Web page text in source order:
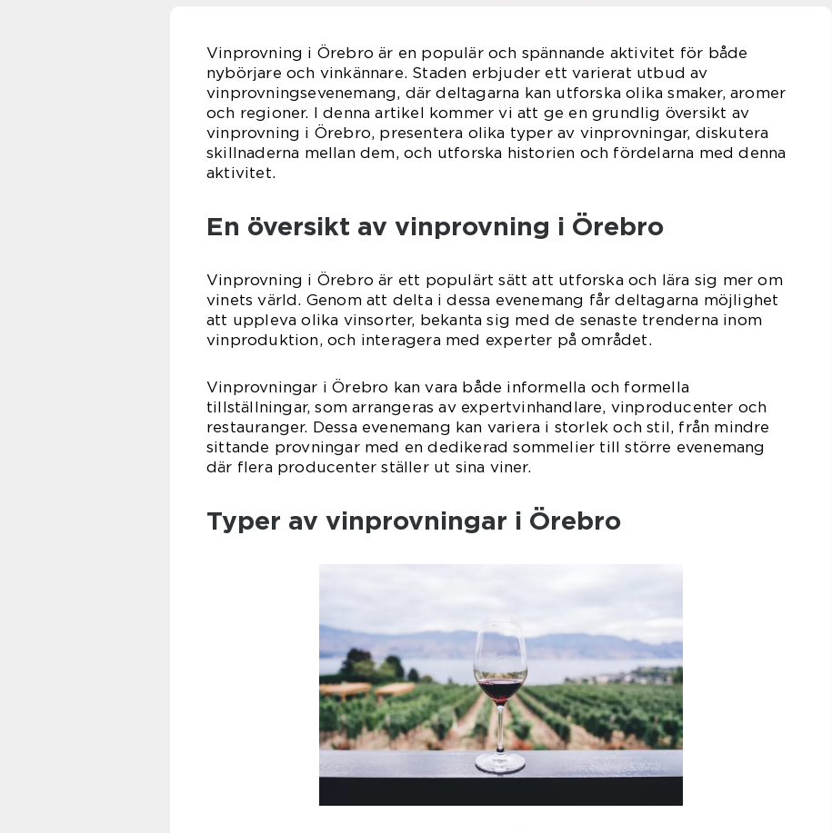
Vinprovning i Örebro är en populär och spännande aktivitet för både
nybörjare och vinkännare. Staden erbjuder ett varierat utbud av
vinprovningsevenemang, där deltagarna kan utforska olika smaker, aromer
och regioner. I denna artikel kommer vi att ge en grundlig översikt av
vinprovning i Örebro, presentera olika typer av vinprovningar, diskutera
skillnaderna mellan dem, och utforska historien och fördelarna med denna
aktivitet.
En översikt av vinprovning i Örebro
Vinprovning i Örebro är ett populärt sätt att utforska och lära sig mer om
vinets värld. Genom att delta i dessa evenemang får deltagarna möjlighet
att uppleva olika vinsorter, bekanta sig med de senaste trenderna inom
vinproduktion, och interagera med experter på området.
Vinprovningar i Örebro kan vara både informella och formella
tillställningar, som arrangeras av expertvinhandlare, vinproducenter och
restauranger. Dessa evenemang kan variera i storlek och stil, från mindre
sittande provningar med en dedikerad sommelier till större evenemang
där flera producenter ställer ut sina viner.
Typer av vinprovningar i Örebro